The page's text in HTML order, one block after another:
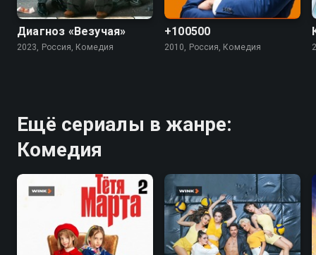
Диагноз «Везучая»
2023, Россия, Комедия
+100500
2010, Россия, Комедия
Ещё сериалы в жанре:
Комедия